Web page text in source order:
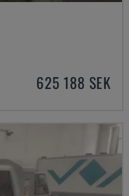
625 188 SEK